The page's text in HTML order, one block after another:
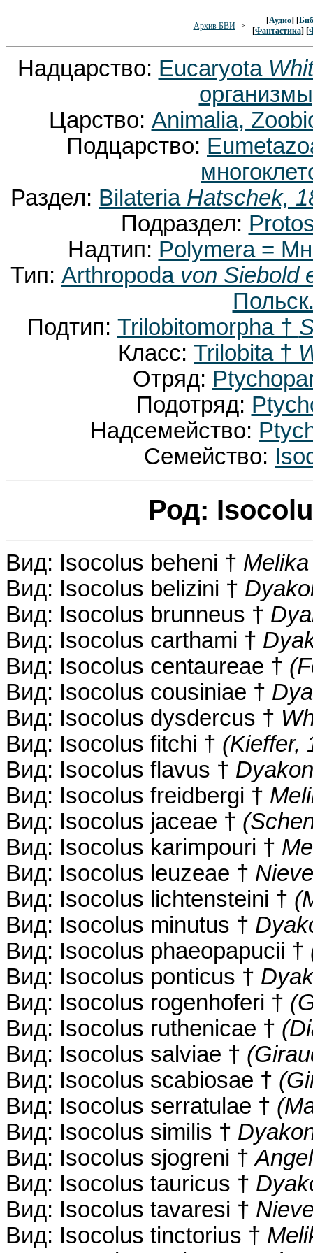
Архив БВИ->
[Аудио] [
[Фантастика] [
Надцарство: Eucaryota
Царство: Animalia,
Подцарство:
Раздел: Bilateria Hatschek,
Подраздел:
Надтип: Polymera =
Тип: Arthropoda von Siebold
Подтип: Trilobitomorpha †
Класс: Trilobita †
Отряд:
Подотряд:
Надсемейство:
Семейство:
Род:
Вид: Isocolus beheni †
Вид: Isocolus belizini †
Вид: Isocolus brunneus †
Вид: Isocolus carthami †
Вид: Isocolus centaureae †
Вид: Isocolus cousiniae †
Вид: Isocolus dysdercus †
Вид: Isocolus fitchi † (Kieffer,
Вид: Isocolus flavus †
Вид: Isocolus freidbergi †
Вид: Isocolus jaceae †
Вид: Isocolus karimpouri †
Вид: Isocolus leuzeae †
Вид: Isocolus lichtensteini †
Вид: Isocolus minutus †
Вид: Isocolus phaeopapucii †
Вид: Isocolus ponticus †
Вид: Isocolus rogenhoferi †
Вид: Isocolus ruthenicae †
Вид: Isocolus salviae †
Вид: Isocolus scabiosae †
Вид: Isocolus serratulae †
Вид: Isocolus similis †
Вид: Isocolus sjogreni †
Вид: Isocolus tauricus †
Вид: Isocolus tavaresi †
Вид: Isocolus tinctorius †